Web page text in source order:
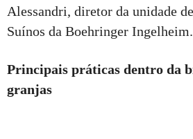
Alessandri, diretor da unidade
Suínos da Boehringer Ingelheim.
Principais práticas dentro da
granjas